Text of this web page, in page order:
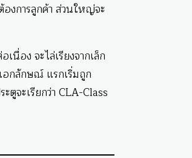
องการลูกค้า ส่วนใหญ่จะ
นื่อง จะไล่เรียงจากเล็ก
อกลักษณ์ แรกเริ่มถูก
จะเรียกว่า CLA-Class